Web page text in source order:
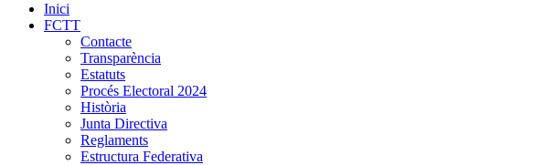
Inici
FCTT
Contacte
Transparència
Estatuts
Procés Electoral 2024
Història
Junta Directiva
Reglaments
Estructura Federativa